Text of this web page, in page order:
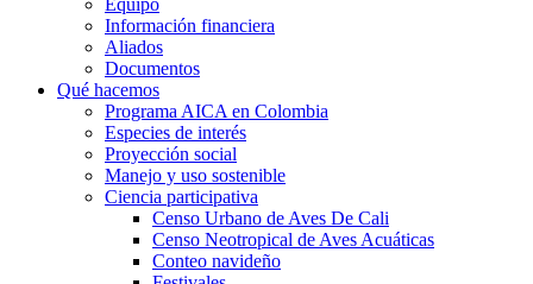
Equipo
Información financiera
Aliados
Documentos
Qué hacemos
Programa AICA en Colombia
Especies de interés
Proyección social
Manejo y uso sostenible
Ciencia participativa
Censo Urbano de Aves De Cali
Censo Neotropical de Aves Acuáticas
Conteo navideño